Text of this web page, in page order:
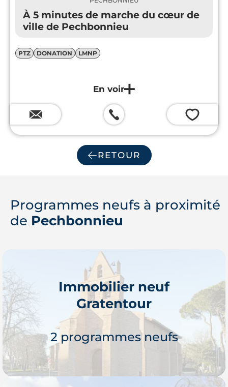
À 5 minutes de marche du cœur de
ville de Pechbonnieu
PTZ DONATION LMNP
💗
RETOUR
Programmes neufs à proximité
de Pechbonnieu
Immobilier neuf
Gratentour
2 programmes neufs